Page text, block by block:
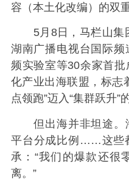
容（本土化改编）的双
5月8日，马栏山集团
湖南广播电视台国际
频实验室等30余家首
化产业出海联盟，标志
点领跑”迈入“集群跃升”
但出海并非坦途。海
平台分成比例……这些
承：“我们的爆款还很
离。”